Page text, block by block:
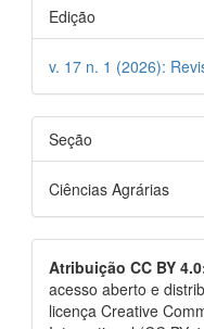
Edição
v. 17 n. 1 (2026):
Seção
Ciências Agrárias
Atribuição CC BY
acesso aberto e
licença Creative